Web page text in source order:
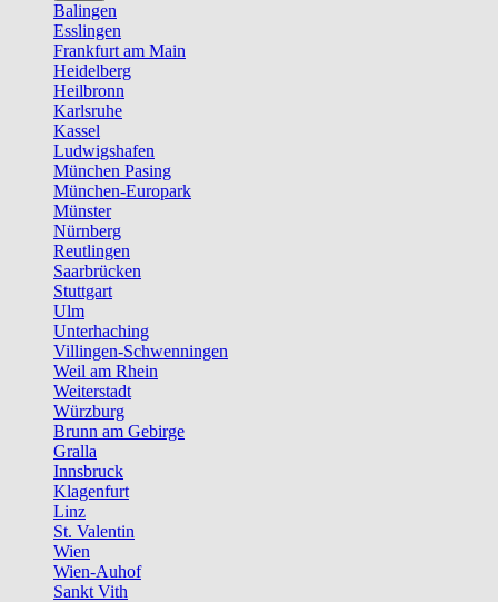
Balingen
Esslingen
Frankfurt am Main
Heidelberg
Heilbronn
Karlsruhe
Kassel
Ludwigshafen
München Pasing
München-Europark
Münster
Nürnberg
Reutlingen
Saarbrücken
Stuttgart
Ulm
Unterhaching
Villingen-Schwenningen
Weil am Rhein
Weiterstadt
Würzburg
Brunn am Gebirge
Gralla
Innsbruck
Klagenfurt
Linz
St. Valentin
Wien
Wien-Auhof
Sankt Vith